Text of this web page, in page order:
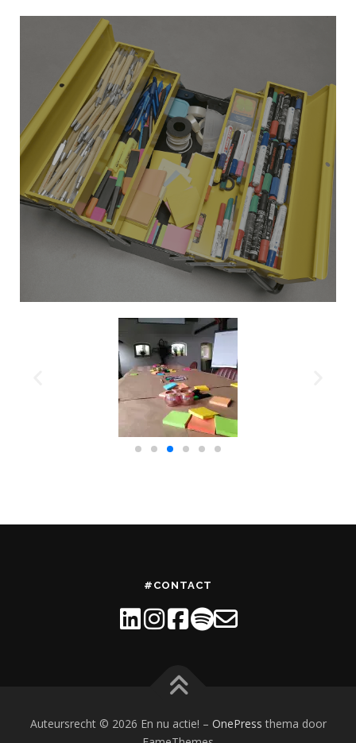
#CONTACT
Auteursrecht © 2026 En nu actie! – OnePress thema door